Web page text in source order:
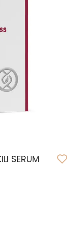
SERUM